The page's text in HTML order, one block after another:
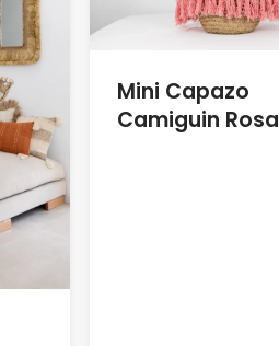
Mini Capazo
Camiguin Rosa